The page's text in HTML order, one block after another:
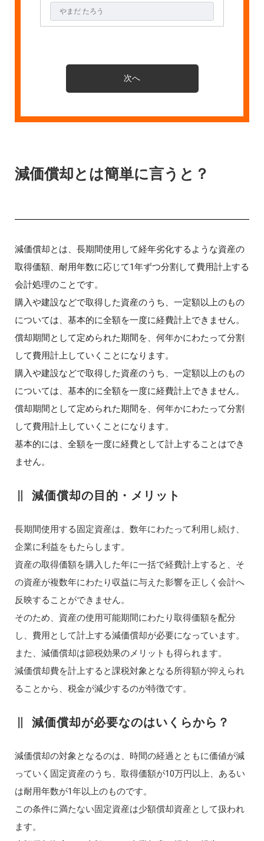
減価償却とは簡単に言うと？
減価償却とは、長期間使用して経年劣化するような資産の
取得価額、耐用年数に応じて1年ずつ分割して費用計上する
会計処理のことです。
購入や建設などで取得した資産のうち、一定額以上のもの
については、基本的に全額を一度に経費計上できません。
償却期間として定められた期間を、何年かにわたって分割
して費用計上していくことになります。
購入や建設などで取得した資産のうち、一定額以上のもの
については、基本的に全額を一度に経費計上できません。
償却期間として定められた期間を、何年かにわたって分割
して費用計上していくことになります。
基本的には、全額を一度に経費として計上することはでき
ません。
減価償却の目的・メリット
長期間使用する固定資産は、数年にわたって利用し続け、
企業に利益をもたらします。
資産の取得価額を購入した年に一括で経費計上すると、そ
の資産が複数年にわたり収益に与えた影響を正しく会計へ
反映することができません。
そのため、資産の使用可能期間にわたり取得価額を配分
し、費用として計上する減価償却が必要になっています。
また、減価償却は節税効果のメリットも得られます。
減価償却費を計上すると課税対象となる所得額が抑えられ
ることから、税金が減少するのが特徴です。
減価償却が必要なのはいくらから？
減価償却の対象となるのは、時間の経過とともに価値が減
っていく固定資産のうち、取得価額が10万円以上、あるい
は耐用年数が1年以上のものです。
この条件に満たない固定資産は少額償却資産として扱われ
ます。